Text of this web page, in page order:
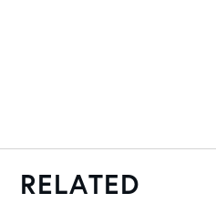
RELATED